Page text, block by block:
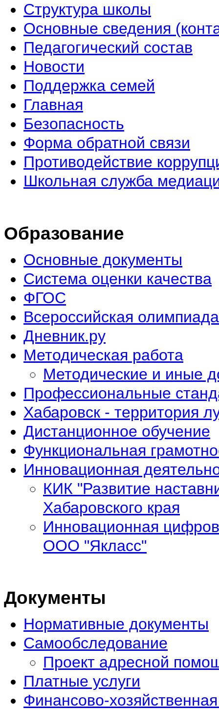
Структура школы
Основные сведения
Педагогический состав
Новости
Поддержка семей
Главная
Безопасность
Форма обратной связи
Противодействие
Школьная служба
Образование
Основные документы
Система оценки качества
ФГОС
Всероссийская
Дневник.ру
Методическая работа
Методические и иные
Профессиональные
Хабаровск - территория
Дистанционное обучение
Функциональная
Инновационная
КИК "Развитие
Хабаровского края
Инновационная
ООО "Якласс"
Документы
Нормативные документы
Самообследование
Проект адресной
Платные услуги
Финансово-